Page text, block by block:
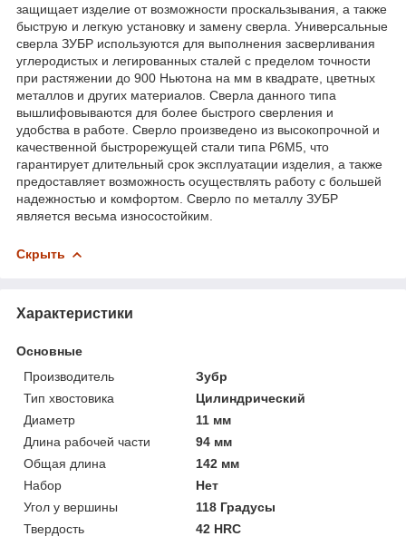
защищает изделие от возможности проскальзывания, а также
быструю и легкую установку и замену сверла. Универсальные
сверла ЗУБР используются для выполнения засверливания
углеродистых и легированных сталей с пределом точности
при растяжении до 900 Ньютона на мм в квадрате, цветных
металлов и других материалов. Сверла данного типа
вышлифовываются для более быстрого сверления и
удобства в работе. Сверло произведено из высокопрочной и
качественной быстрорежущей стали типа Р6М5, что
гарантирует длительный срок эксплуатации изделия, а также
предоставляет возможность осуществлять работу с большей
надежностью и комфортом. Сверло по металлу ЗУБР
является весьма износостойким.
Скрыть
Характеристики
Основные
Производитель
Зубр
Тип хвостовика
Цилиндрический
Диаметр
11 мм
Длина рабочей части
94 мм
Общая длина
142 мм
Набор
Нет
Угол у вершины
118 Градусы
Твердость
42 HRC